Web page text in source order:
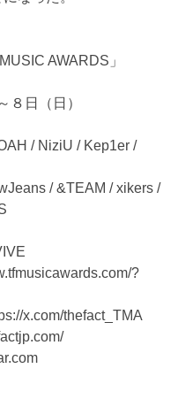
AWARDS」
８日（日）
/ NiziU / Kep1er /
/ &TEAM / xikers /
?
x.com/thefact_TMA